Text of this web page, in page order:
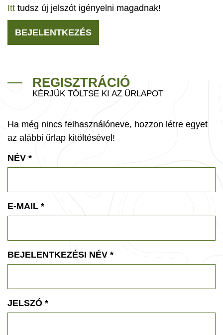
Itt tudsz új jelszót igényelni magadnak!
BEJELENTKEZÉS
REGISZTRÁCIÓ
KÉRJÜK TÖLTSE KI AZ ŰRLAPOT
Ha még nincs felhasználóneve, hozzon létre egyet
az alábbi űrlap kitöltésével!
NÉV *
E-MAIL *
BEJELENTKEZÉSI NÉV *
JELSZÓ *